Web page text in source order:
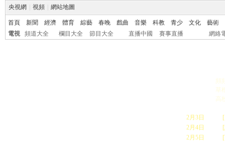
央視網 視頻 網站地圖
首頁 新聞 經濟 體育 綜藝 春晚 戲曲 音樂 科教 青少 文化
藝術
電視
頻道大全 欄目大全 節目大全 直播中國 賽事直播 網絡
頻
草
高
2月3日
2月4日
2月5日